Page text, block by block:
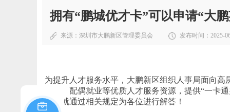
拥有“鹏城优才卡”可以申请“大
来源：深圳市大鹏新区管理委员会 发布时间：2025-
为提升人才服务水平，大鹏新区组织人事局面向
教育、配偶就业等优质人才服务资源，提供“一卡
下文就通过相关规定为各位进行解答！